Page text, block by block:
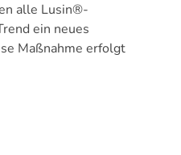
alle Lusin®-
ein neues
Maßnahme erfolgt